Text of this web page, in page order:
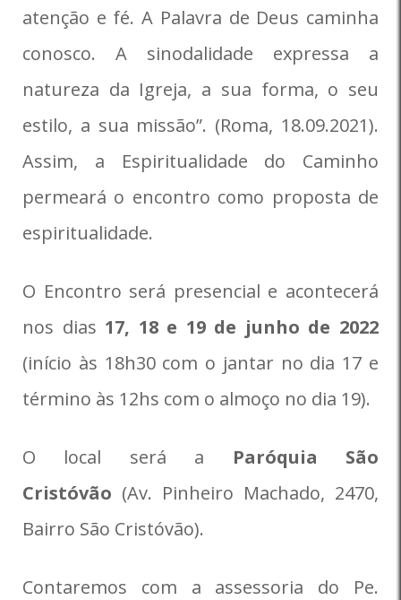
atenção e fé. A Palavra de Deus caminha
conosco. A sinodalidade expressa a
natureza da Igreja, a sua forma, o seu
estilo, a sua missão”. (Roma, 18.09.2021).
Assim, a Espiritualidade do Caminho
permeará o encontro como proposta de
espiritualidade.
O Encontro será presencial e acontecerá
nos dias 17, 18 e 19 de junho de 2022
(início às 18h30 com o jantar no dia 17 e
término às 12hs com o almoço no dia 19).
O local será a Paróquia São
Cristóvão (Av. Pinheiro Machado, 2470,
Bairro São Cristóvão).
Contaremos com a assessoria do Pe.